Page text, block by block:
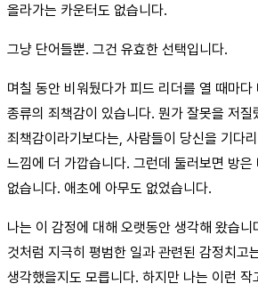
올라가는 카운터도 없습니다.
그냥 단어들뿐. 그건 유효한 선택입니다.
며칠 동안 비워뒀다가 피드 리더를 열 때마
종류의 죄책감이 있습니다. 뭔가 잘못을 저질
죄책감이라기보다는, 사람들이 당신을 기다
느낌에 더 가깝습니다. 그런데 둘러보면 방은
없습니다. 애초에 아무도 없었습니다.
나는 이 감정에 대해 오랫동안 생각해 왔습
것처럼 지극히 평범한 일과 관련된 감정치고
생각했을지도 모릅니다. 하지만 나는 이런 작